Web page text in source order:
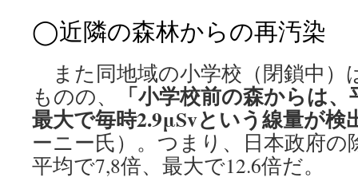
◯近隣の森林からの再汚染
また同地域の小学校（閉鎖中）
ものの、
「小学校前の森からは
最大で毎時2.9μSvという線量が検
ーニー氏）。つまり、日本政府の
平均で7,8倍、最大で12.6倍だ。